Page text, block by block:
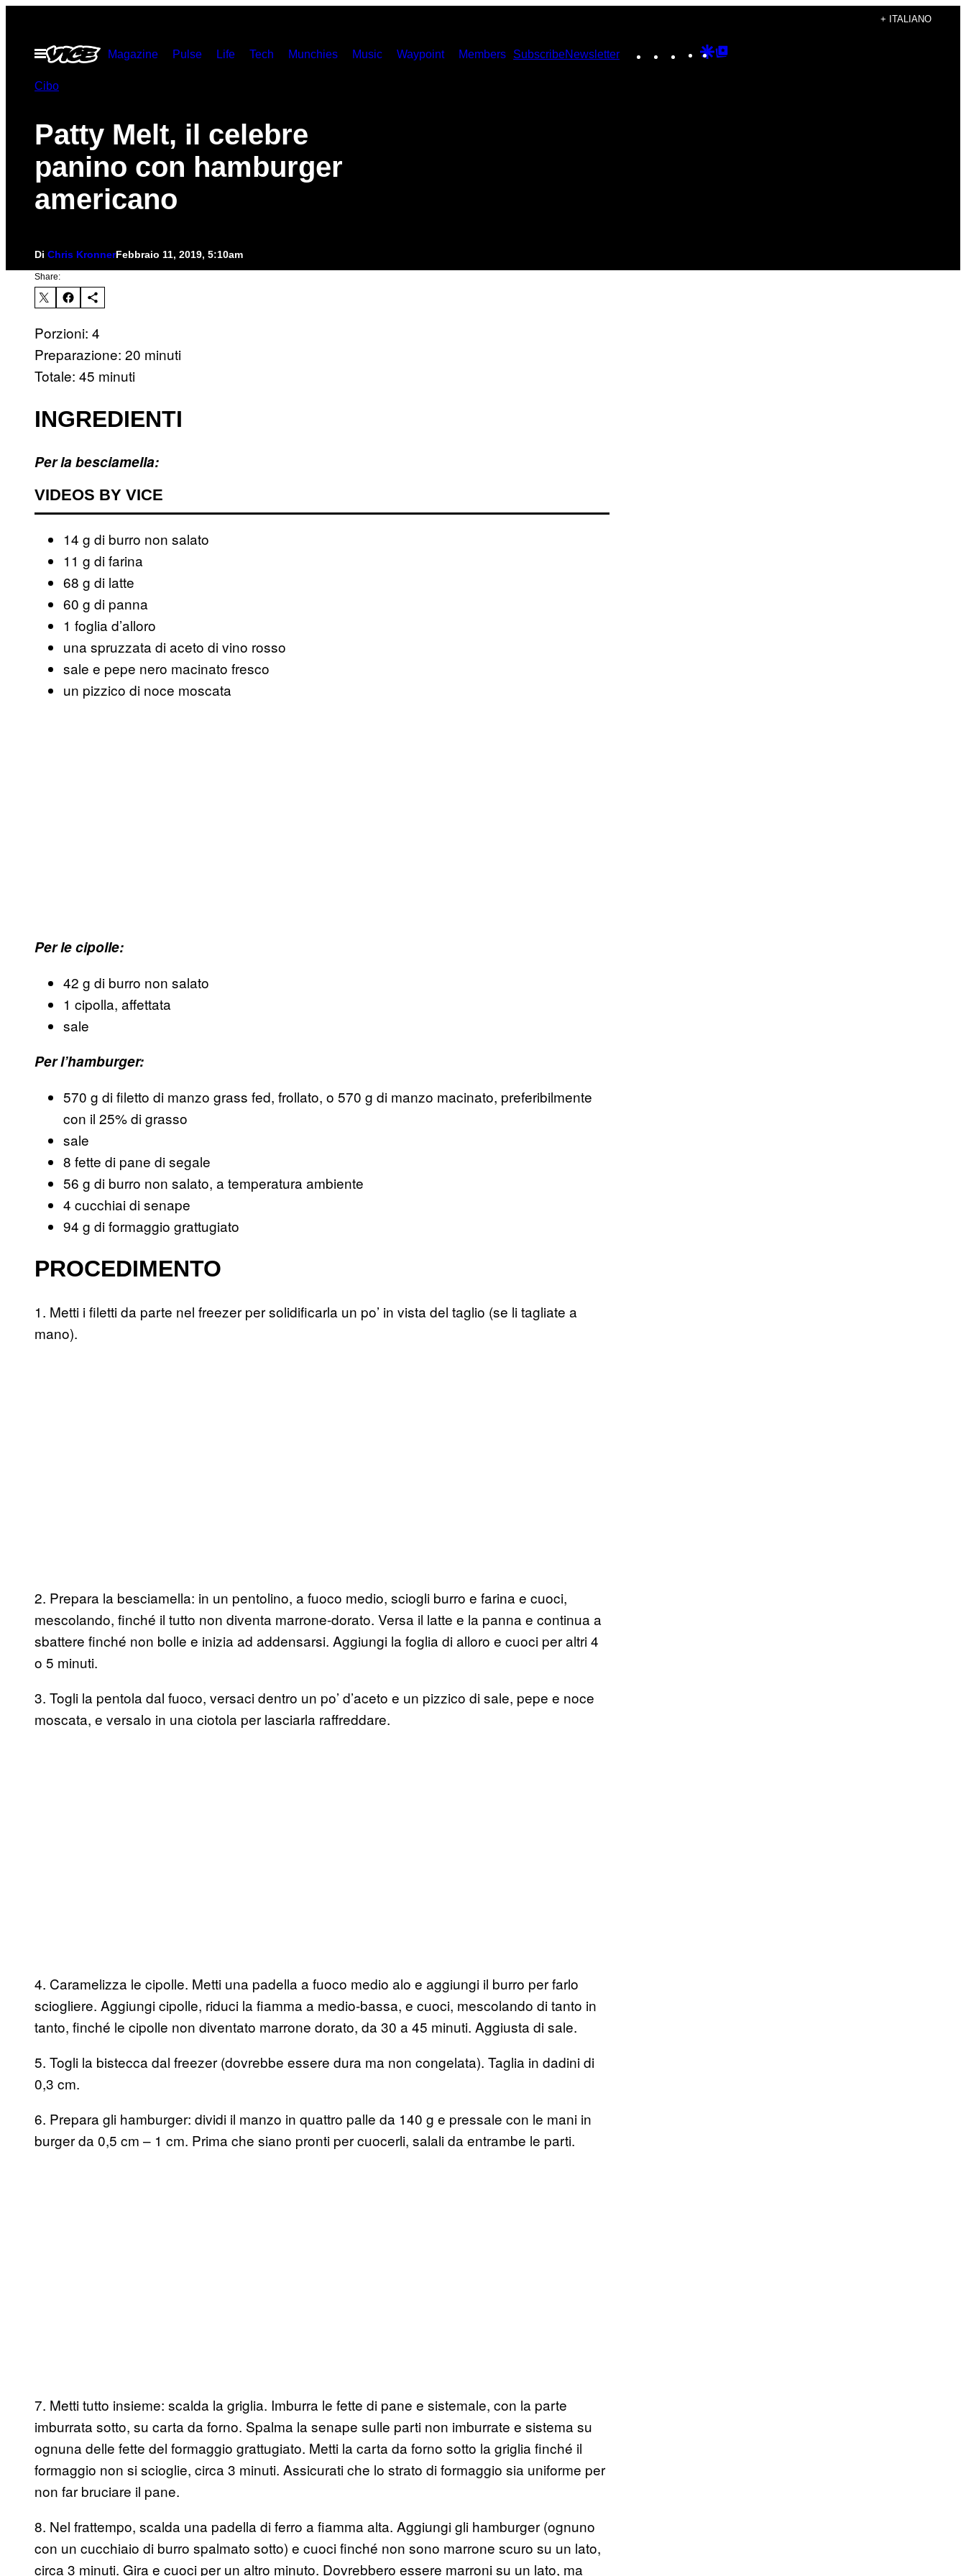
contenuto
+ ITALIANO
Apri
Magazine Pulse Life Tech Munchies Music Waypoint Members SubscribeNewsletter Instagram
TikTokYouTube
Google
Cibo
Patty Melt, il celebre
panino con hamburger
americano
Di Chris KronnerFebbraio 11, 2019, 5:10am
Share:
Porzioni: 4
Preparazione: 20 minuti
Totale: 45 minuti
INGREDIENTI
Per la besciamella:
VIDEOS BY VICE
14 g di burro non salato
11 g di farina
68 g di latte
60 g di panna
1 foglia d’alloro
una spruzzata di aceto di vino rosso
sale e pepe nero macinato fresco
un pizzico di noce moscata
Per le cipolle:
42 g di burro non salato
1 cipolla, affettata
sale
Per l’hamburger:
570 g di filetto di manzo grass fed, frollato, o 570 g di manzo macinato, preferibilmente
con il 25% di grasso
sale
8 fette di pane di segale
56 g di burro non salato, a temperatura ambiente
4 cucchiai di senape
94 g di formaggio grattugiato
PROCEDIMENTO
1. Metti i filetti da parte nel freezer per solidificarla un po’ in vista del taglio (se li tagliate a
mano).
2. Prepara la besciamella: in un pentolino, a fuoco medio, sciogli burro e farina e cuoci,
mescolando, finché il tutto non diventa marrone-dorato. Versa il latte e la panna e continua a
sbattere finché non bolle e inizia ad addensarsi. Aggiungi la foglia di alloro e cuoci per altri 4
o 5 minuti.
3. Togli la pentola dal fuoco, versaci dentro un po’ d’aceto e un pizzico di sale, pepe e noce
moscata, e versalo in una ciotola per lasciarla raffreddare.
4. Caramelizza le cipolle. Metti una padella a fuoco medio alo e aggiungi il burro per farlo
sciogliere. Aggiungi cipolle, riduci la fiamma a medio-bassa, e cuoci, mescolando di tanto in
tanto, finché le cipolle non diventato marrone dorato, da 30 a 45 minuti. Aggiusta di sale.
5. Togli la bistecca dal freezer (dovrebbe essere dura ma non congelata). Taglia in dadini di
0,3 cm.
6. Prepara gli hamburger: dividi il manzo in quattro palle da 140 g e pressale con le mani in
burger da 0,5 cm – 1 cm. Prima che siano pronti per cuocerli, salali da entrambe le parti.
7. Metti tutto insieme: scalda la griglia. Imburra le fette di pane e sistemale, con la parte
imburrata sotto, su carta da forno. Spalma la senape sulle parti non imburrate e sistema su
ognuna delle fette del formaggio grattugiato. Metti la carta da forno sotto la griglia finché il
formaggio non si scioglie, circa 3 minuti. Assicurati che lo strato di formaggio sia uniforme per
non far bruciare il pane.
8. Nel frattempo, scalda una padella di ferro a fiamma alta. Aggiungi gli hamburger (ognuno
con un cucchiaio di burro spalmato sotto) e cuoci finché non sono marrone scuro su un lato,
circa 3 minuti. Gira e cuoci per un altro minuto. Dovrebbero essere marroni su un lato, ma